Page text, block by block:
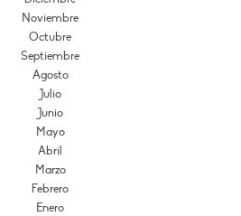
Noviembre
Octubre
Septiembre
Agosto
Julio
Junio
Mayo
Abril
Marzo
Febrero
Enero